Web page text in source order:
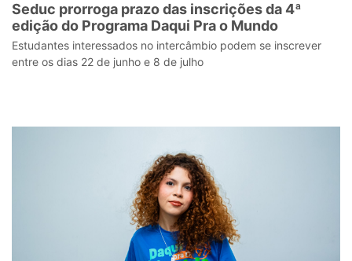
Seduc prorroga prazo das inscrições da 4ª
edição do Programa Daqui Pra o Mundo
Estudantes interessados no intercâmbio podem se inscrever
entre os dias 22 de junho e 8 de julho